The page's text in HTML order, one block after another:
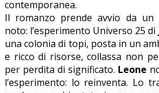
contemporanea.
Il romanzo prende avvio da un
noto: l’esperimento Universo 25 di
una colonia di topi, posta in un
e ricco di risorse, collassa non
per perdita di significato. Leone
l’esperimento: lo reinventa. Lo